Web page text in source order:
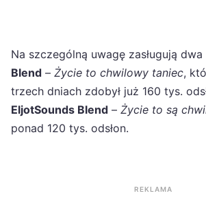
Na szczególną uwagę zasługują dwa
Blend – Życie to chwilowy taniec,
trzech dniach zdobył już 160 tys.
EljotSounds Blend – Życie to są
ponad 120 tys. odsłon.
REKLAMA